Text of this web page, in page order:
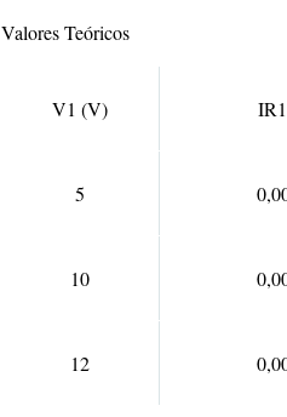
Valores Teóricos
V1 (V)
5
10
12